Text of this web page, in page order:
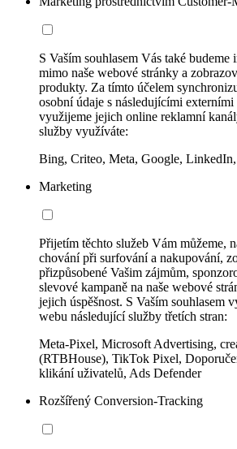
S Vaším souhlasem Vás také
mimo naše webové stránky a
produkty. Za tímto účelem
osobní údaje s následujícími
využijeme jejich online reklamní
služby využíváte:
Bing, Criteo, Meta, Google,
Marketing
Přijetím těchto služeb Vám můžeme,
chování při surfování a nakupování,
přizpůsobené Vašim zájmům,
slevové kampaně na naše webové
jejich úspěšnost. S Vaším souhlasem
webu následující služby třetích stran:
Meta-Pixel, Microsoft Advertising,
(RTBHouse), TikTok Pixel,
klikání uživatelů, Ads Defender
Rozšířený Conversion-Tracking